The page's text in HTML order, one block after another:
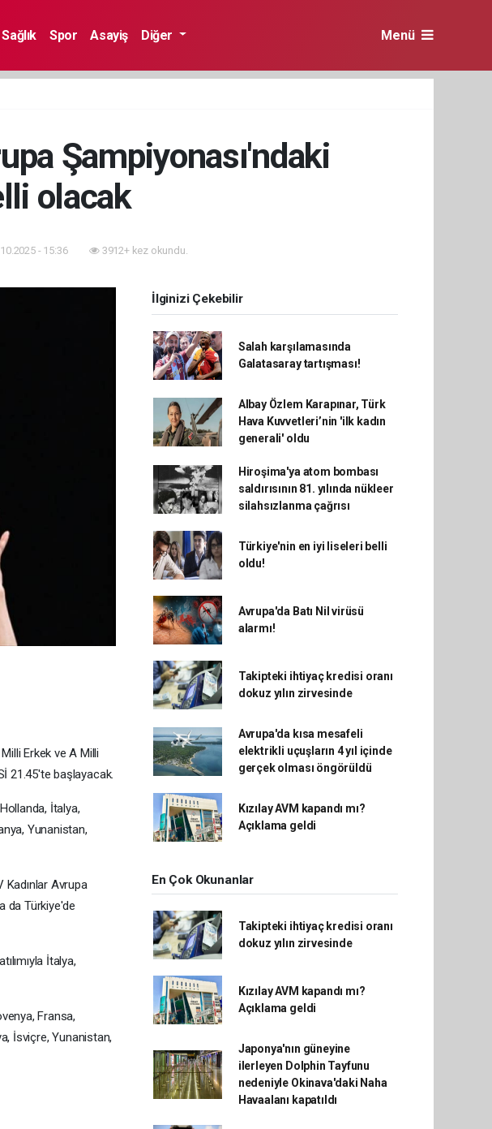
Sağlık Spor Asayiş Diğer Menü
Şampiyonası'ndaki
olacak
- 15:36 3912+ kez okundu.
Erkek ve A Milli
21.45'te başlayacak.
İtalya,
Yunanistan,
Kadınlar Avrupa
da Türkiye'de
İtalya,
Fransa,
İsviçre, Yunanistan,
İlginizi Çekebilir
Salah karşılamasında
Galatasaray tartışması!
Albay Özlem Karapınar, Türk
Hava Kuvvetleri’nin 'ilk kadın
generali' oldu
Hiroşima'ya atom bombası
saldırısının 81. yılında nükleer
silahsızlanma çağrısı
Türkiye'nin en iyi liseleri belli
oldu!
Avrupa'da Batı Nil virüsü
alarmı!
Takipteki ihtiyaç kredisi oranı
dokuz yılın zirvesinde
Avrupa'da kısa mesafeli
elektrikli uçuşların 4 yıl içinde
gerçek olması öngörüldü
Kızılay AVM kapandı mı?
Açıklama geldi
En Çok Okunanlar
Takipteki ihtiyaç kredisi oranı
dokuz yılın zirvesinde
Kızılay AVM kapandı mı?
Açıklama geldi
Japonya'nın güneyine
ilerleyen Dolphin Tayfunu
nedeniyle Okinava'daki Naha
Havaalanı kapatıldı